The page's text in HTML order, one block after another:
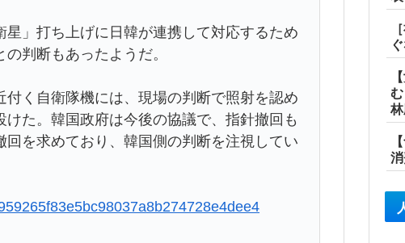
」打ち上げに日韓が連携して対応するため
判断もあったようだ。
く自衛隊機には、現場の判断で照射を認め
た。韓国政府は今後の協議で、指針撤回も
を求めており、韓国側の判断を注視してい
消